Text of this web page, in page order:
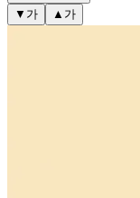
▼ 가 ▲ 가